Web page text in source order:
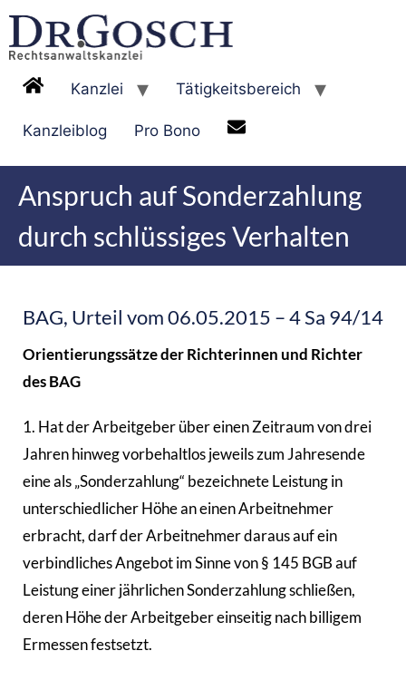
Kanzlei Tätigkeitsbereich
Kanzleiblog Pro Bono
Anspruch auf Sonderzahlung
durch schlüssiges Verhalten
BAG, Urteil vom 06.05.2015 – 4 Sa 94/14
Orientierungssätze der Richterinnen und Richter
des BAG
1. Hat der Arbeitgeber über einen Zeitraum von drei
Jahren hinweg vorbehaltlos jeweils zum Jahresende
eine als „Sonderzahlung“ bezeichnete Leistung in
unterschiedlicher Höhe an einen Arbeitnehmer
erbracht, darf der Arbeitnehmer daraus auf ein
verbindliches Angebot im Sinne von § 145 BGB auf
Leistung einer jährlichen Sonderzahlung schließen,
deren Höhe der Arbeitgeber einseitig nach billigem
Ermessen festsetzt.